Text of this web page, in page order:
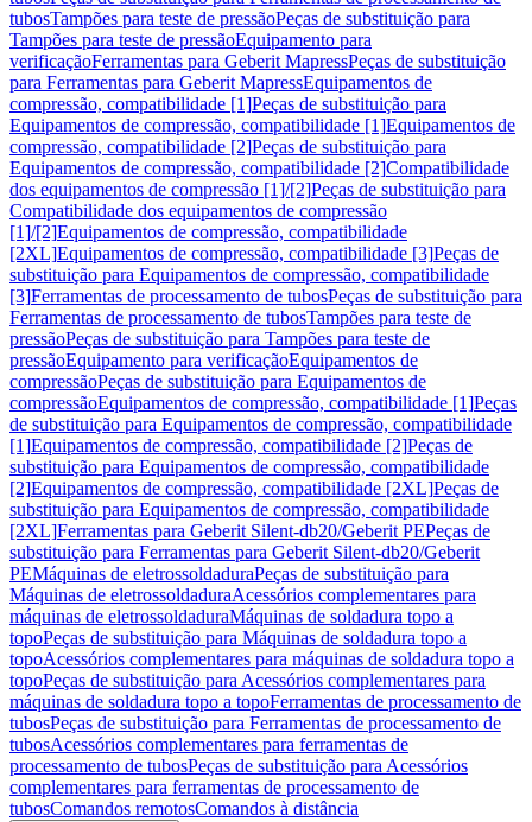
tubosTampões para teste de pressãoPeças de substituição para
Tampões para teste de pressãoEquipamento para
verificaçãoFerramentas para Geberit MapressPeças de substituição
para Ferramentas para Geberit MapressEquipamentos de
compressão, compatibilidade [1]Peças de substituição para
Equipamentos de compressão, compatibilidade [1]Equipamentos de
compressão, compatibilidade [2]Peças de substituição para
Equipamentos de compressão, compatibilidade [2]Compatibilidade
dos equipamentos de compressão [1]/[2]Peças de substituição para
Compatibilidade dos equipamentos de compressão
[1]/[2]Equipamentos de compressão, compatibilidade
[2XL]Equipamentos de compressão, compatibilidade [3]Peças de
substituição para Equipamentos de compressão, compatibilidade
[3]Ferramentas de processamento de tubosPeças de substituição para
Ferramentas de processamento de tubosTampões para teste de
pressãoPeças de substituição para Tampões para teste de
pressãoEquipamento para verificaçãoEquipamentos de
compressãoPeças de substituição para Equipamentos de
compressãoEquipamentos de compressão, compatibilidade [1]Peças
de substituição para Equipamentos de compressão, compatibilidade
[1]Equipamentos de compressão, compatibilidade [2]Peças de
substituição para Equipamentos de compressão, compatibilidade
[2]Equipamentos de compressão, compatibilidade [2XL]Peças de
substituição para Equipamentos de compressão, compatibilidade
[2XL]Ferramentas para Geberit Silent-db20/Geberit PEPeças de
substituição para Ferramentas para Geberit Silent-db20/Geberit
PEMáquinas de eletrossoldaduraPeças de substituição para
Máquinas de eletrossoldaduraAcessórios complementares para
máquinas de eletrossoldaduraMáquinas de soldadura topo a
topoPeças de substituição para Máquinas de soldadura topo a
topoAcessórios complementares para máquinas de soldadura topo a
topoPeças de substituição para Acessórios complementares para
máquinas de soldadura topo a topoFerramentas de processamento de
tubosPeças de substituição para Ferramentas de processamento de
tubosAcessórios complementares para ferramentas de
processamento de tubosPeças de substituição para Acessórios
complementares para ferramentas de processamento de
tubosComandos remotosComandos à distância